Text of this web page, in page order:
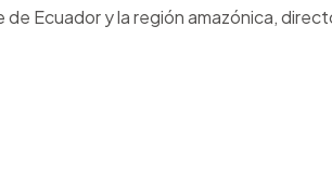
Ecuador y la región amazónica,